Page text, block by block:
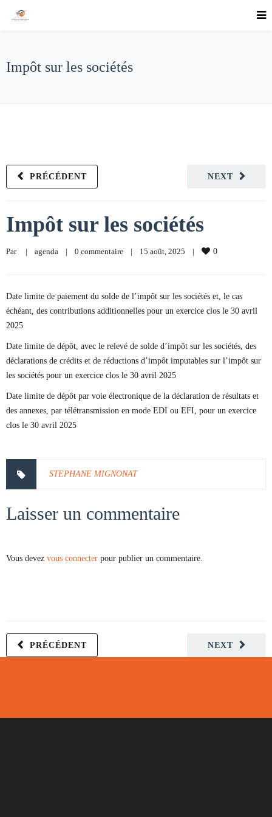
Impôt sur les sociétés
NEXT
PRÉCÉDENT
Impôt sur les sociétés
Par | agenda | 0 commentaire | 15 août, 2025 | 0
Date limite de paiement du solde de l’impôt sur les sociétés et, le cas
échéant, des contributions additionnelles pour un exercice clos le 30 avril
2025
Date limite de dépôt, avec le relevé de solde d’impôt sur les sociétés, des
déclarations de crédits et de réductions d’impôt imputables sur l’impôt sur
les sociétés pour un exercice clos le 30 avril 2025
Date limite de dépôt par voie électronique de la déclaration de résultats et
des annexes, par télétransmission en mode EDI ou EFI, pour un exercice
clos le 30 avril 2025
STEPHANE MIGNONAT
Laisser un commentaire
Vous devez vous connecter pour publier un commentaire.
NEXT
PRÉCÉDENT